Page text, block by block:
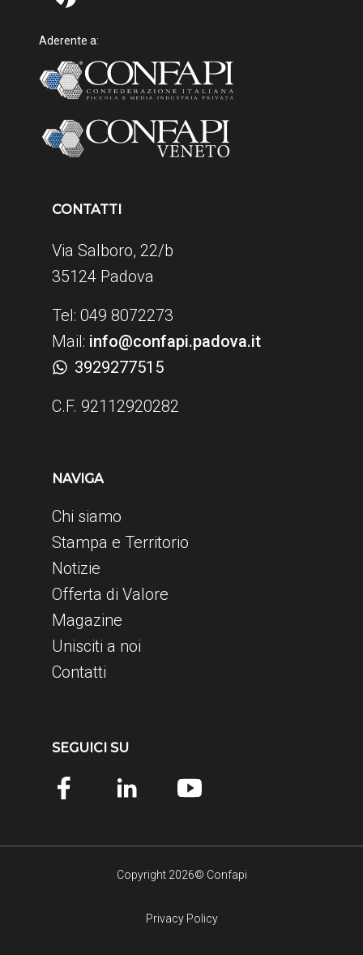
Aderente a:
CONTATTI
Via Salboro, 22/b
35124 Padova
Tel: 049 8072273
Mail: info@confapi.padova.it
3929277515
C.F. 92112920282
NAVIGA
Chi siamo
Stampa e Territorio
Notizie
Offerta di Valore
Magazine
Unisciti a noi
Contatti
SEGUICI SU
Copyright 2026© Confapi
Privacy Policy